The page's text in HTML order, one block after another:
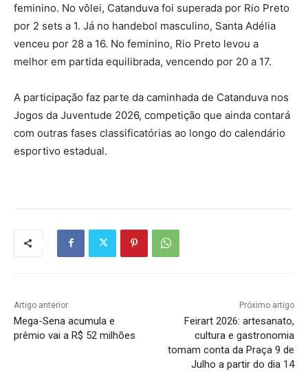
feminino. No vôlei, Catanduva foi superada por Rio Preto
por 2 sets a 1. Já no handebol masculino, Santa Adélia
venceu por 28 a 16. No feminino, Rio Preto levou a
melhor em partida equilibrada, vencendo por 20 a 17.
A participação faz parte da caminhada de Catanduva nos
Jogos da Juventude 2026, competição que ainda contará
com outras fases classificatórias ao longo do calendário
esportivo estadual.
Artigo anterior
Mega-Sena acumula e
prêmio vai a R$ 52 milhões
Próximo artigo
Feirart 2026: artesanato,
cultura e gastronomia
tomam conta da Praça 9 de
Julho a partir do dia 14